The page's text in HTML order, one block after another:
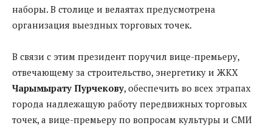
наборы. В столице и велаятах предусмотрена
организация выездных торговых точек.
В связи с этим президент поручил вице-премьеру,
отвечающему за строительство, энергетику и ЖКХ
Чарымырату Пурчекову, обеспечить во всех этрапах
города надлежащую работу передвижных торговых
точек, а вице-премьеру по вопросам культуры и СМИ